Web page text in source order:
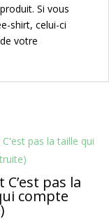
Si vous
shirt, celui-ci
votre
C’est pas la
compte